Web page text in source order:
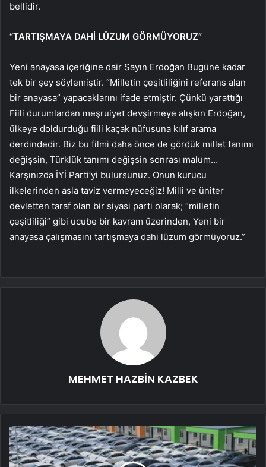
bellidir.
“TARTIŞMAYA DAHİ LÜZUM GÖRMÜYORUZ”
Yeni anayasa içeriğine dair Sayın Erdoğan Bugüne kadar
tek bir şey söylemiştir. “Milletin çeşitliliğini referans alan
bir anayasa” yapacaklarını ifade etmiştir. Çünkü yarattığı
Fiili durumlardan meşruiyet devşirmeye alışkın Erdoğan,
ülkeye doldurduğu fiili kaçak nüfusuna kılıf arama
derdindedir. Biz bu filmi daha önce de gördük millet tanımı
değişsin, Türklük tanımı değişsin sonrası malum…
Karşınızda İYİ Parti’yi bulursunuz. Onun kurucu
ilkelerinden asla taviz vermeyeceğiz! Milli ve üniter
devletten taraf olan bir siyasi parti olarak; “milletin
çeşitliliği” gibi ucube bir kavram üzerinden, Yeni bir
anayasa çalışmasını tartışmaya dahi lüzum görmüyoruz.”
MEHMET HAZBİN KAZBEK